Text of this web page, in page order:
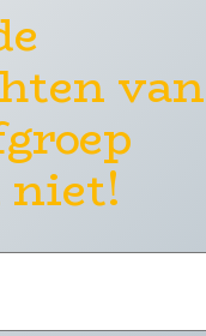
van
niet!